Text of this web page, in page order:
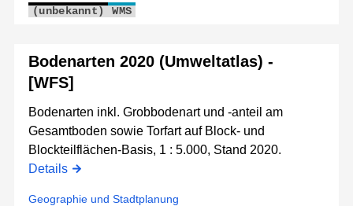
(unbekannt) WMS
Bodenarten 2020 (Umweltatlas) -
[WFS]
Bodenarten inkl. Grobbodenart und -anteil am
Gesamtboden sowie Torfart auf Block- und
Blockteilflächen-Basis, 1 : 5.000, Stand 2020.
Details
Geographie und Stadtplanung